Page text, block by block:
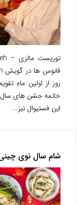
روز از اولین ماه
خاتمه جشن های
این فستیوال نیز...
شام سال نوی